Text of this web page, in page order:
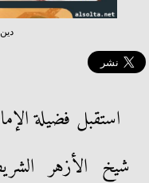
استقبل فضيلة
شيخ الأزهر